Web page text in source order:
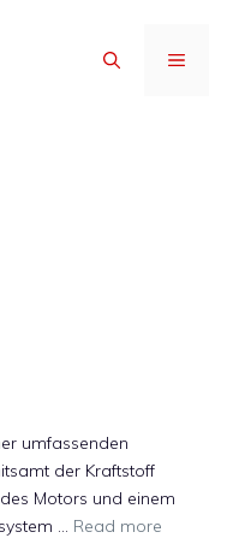
MENÜ
umfassenden
der Kraftstoff
Motors und einem
… Read more